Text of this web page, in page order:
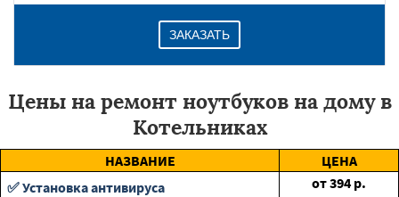
ЗАКАЗАТЬ
Цены на ремонт ноутбуков на дому в
Котельниках
НАЗВАНИЕ
ЦЕНА
✅ Установка антивируса
от394 р.